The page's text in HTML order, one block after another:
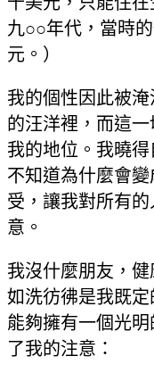
九○○年代，當時
元。）
我的個性因此被
的汪洋裡，而這
我的地位。我曉
不知道為什麼會
受，讓我對所有
意。
我沒什麼朋友，
如洗彷彿是我既
能夠擁有一個光明
了我的注意：